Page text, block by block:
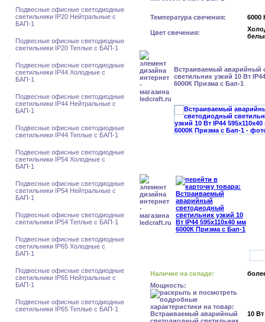
Подвесные офисные светодиодные
светильники IP20 Нейтральные с
БАП-1
Подвесные офисные светодиодные
светильники IP20 Теплые с БАП-1
Подвесные офисные светодиодные
светильники IP44 Холодные с
БАП-1
Подвесные офисные светодиодные
светильники IP44 Нейтральные с
БАП-1
Подвесные офисные светодиодные
светильники IP44 Теплые с БАП-1
Подвесные офисные светодиодные
светильники IP54 Холодные с
БАП-1
Подвесные офисные светодиодные
светильники IP54 Нейтральные с
БАП-1
Подвесные офисные светодиодные
светильники IP54 Теплые с БАП-1
Подвесные офисные светодиодные
светильники IP65 Холодные с
БАП-1
Подвесные офисные светодиодные
светильники IP65 Нейтральные с
БАП-1
Подвесные офисные светодиодные
светильники IP65 Теплые с БАП-1
Температура свечения: 6000
Цвет свечения:
Встраиваемый аварийный
светильник узкий 10 Вт
6000К Призма с Бап-1
Наличие на складе:
Мощность:
10 Вт